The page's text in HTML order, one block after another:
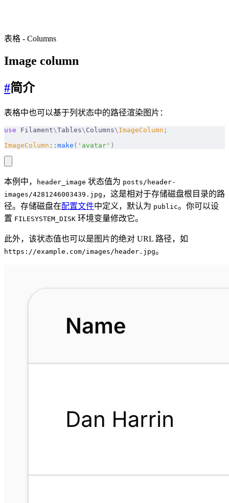
表格 - Columns
Image column
#简介
表格中也可以基于列状态中的路径渲染图片：
use Filament\Tables\ Columns\ ImageColumn ;
ImageColumn :: make ( 'avatar' )
本例中， header_image 状态值为 posts/header-
images/4281246003439.jpg ，这是相对于存储磁盘根目录的路
径。存储磁盘在配置文件中定义，默认为 public。你可以设
置 FILESYSTEM_DISK 环境变量修改它。
此外，该状态值也可以是图片的绝对 URL 路径，如
https://example.com/images/header.jpg。